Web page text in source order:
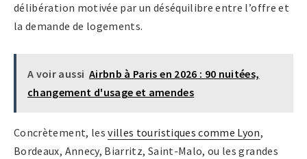
délibération motivée par un déséquilibre entre l’offre et
la demande de logements.
A voir aussi Airbnb à Paris en 2026 : 90 nuitées,
changement d'usage et amendes
Concrètement, lesvilles touristiques comme Lyon,
Bordeaux, Annecy, Biarritz, Saint-Malo, ou les grandes